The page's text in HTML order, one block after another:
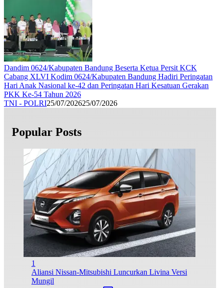
Dandim 0624/Kabupaten Bandung Beserta Ketua Persit KCK
Cabang XLVI Kodim 0624/Kabupaten Bandung Hadiri Peringatan
Hari Anak Nasional ke-42 dan Peringatan Hari Kesatuan Gerakan
PKK Ke-54 Tahun 2026
TNI - POLRI25/07/202625/07/2026
Popular Posts
1
Aliansi Nissan-Mitsubishi Luncurkan Livina Versi
Mungil